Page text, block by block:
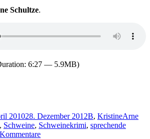
Schultze.
6:27 — 5.9MB)
201028. Dezember 2012B, KristineArne
, Schweine, Schweinekrimi, sprechende
zu